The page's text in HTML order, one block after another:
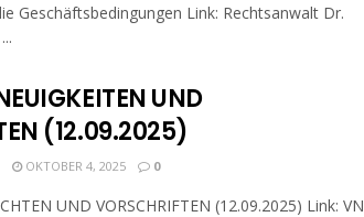
Geschäftsbedingungen Link: Rechtsanwalt Dr.
UND
(12.09.2025)
OKTOBER 4, 2025 0
UND VORSCHRIFTEN (12.09.2025) Link: VN